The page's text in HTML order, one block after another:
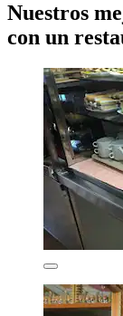
Nuestros
con un